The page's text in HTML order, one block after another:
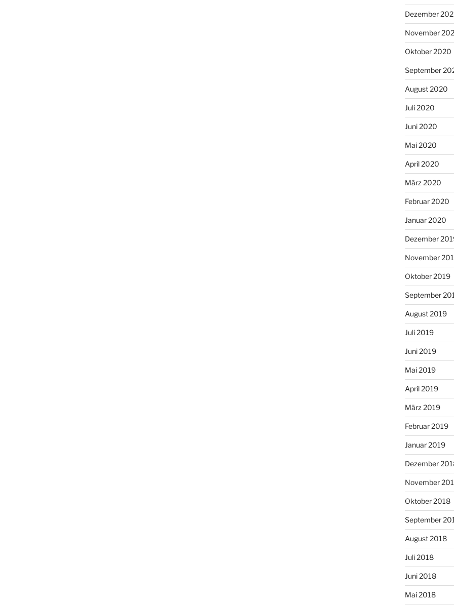
Dezember
November
Oktober 2020
September
August 2020
Juli 2020
Juni 2020
Mai 2020
April 2020
März 2020
Februar 2020
Januar 2020
Dezember
November
Oktober 2019
September
August 2019
Juli 2019
Juni 2019
Mai 2019
April 2019
März 2019
Februar 2019
Januar 2019
Dezember
November
Oktober 2018
September
August 2018
Juli 2018
Juni 2018
Mai 2018